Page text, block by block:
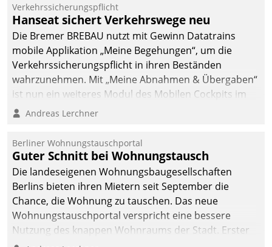
Verkehrssicherungspflicht
Hanseat sichert Verkehrswege neu
Die Bremer BREBAU nutzt mit Gewinn Datatrains
mobile Applikation „Meine Begehungen“, um die
Verkehrssicherungspflicht in ihren Beständen
wahrzunehmen. Mit „Meine Abnahmen & Übergaben“
ist nun ein weiteres Modul des Mobilen Cockpits im
Einsatz.
Andreas Lerchner
Berliner Wohnungstauschportal
Guter Schnitt bei Wohnungstausch
Die landeseigenen Wohnungsbaugesellschaften
Berlins bieten ihren Mietern seit September die
Chance, die Wohnung zu tauschen. Das neue
Wohnungstauschportal verspricht eine bessere
Nutzung des knappen Wohnraums der Stadt. Erster